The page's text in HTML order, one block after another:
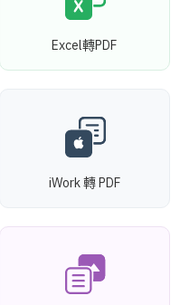
Excel轉PDF
iWork 轉 PDF